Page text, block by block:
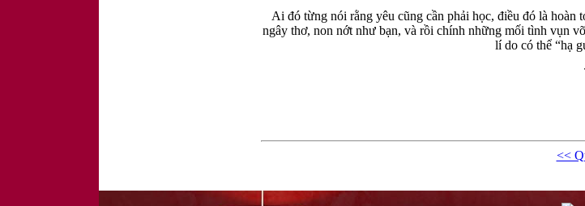
Ai đó từng nói rằng yêu cũng cần phải học, điều đó là
ngây thơ, non nớt như bạn, và rồi chính những mối tình vụn
lí do có thể “hạ
<<